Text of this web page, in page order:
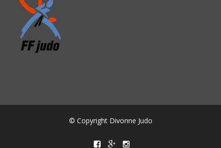
© Copyright Divonne Judo